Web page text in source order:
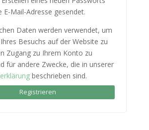
E-Mail-Adresse gesendet.
Daten werden verwendet, um
Besuchs auf der Website zu
Zugang zu Ihrem Konto zu
für andere Zwecke, die in unserer
beschrieben sind.
Registrieren